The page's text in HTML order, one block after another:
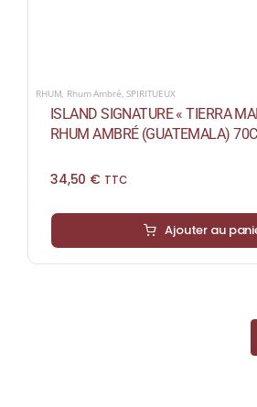
RHUM, Rhum Ambré,SPIRITUEUX
ISLAND SIGNATURE « TIERRA
RHUM AMBRÉ (GUATEMALA)
34,50 € TTC
Ajouter au